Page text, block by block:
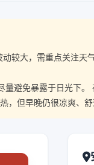
大，需重点关注天
避免暴露于日光下。
但早晚仍很凉爽、